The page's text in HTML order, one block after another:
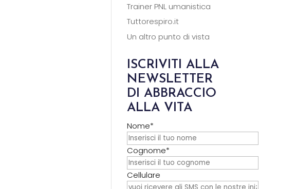
Trainer PNL umanistica
Tuttorespiro.it
Un altro punto di vista
ISCRIVITI ALLA
NEWSLETTER
DI ABBRACCIO
ALLA VITA
Nome*
Cognome*
Cellulare